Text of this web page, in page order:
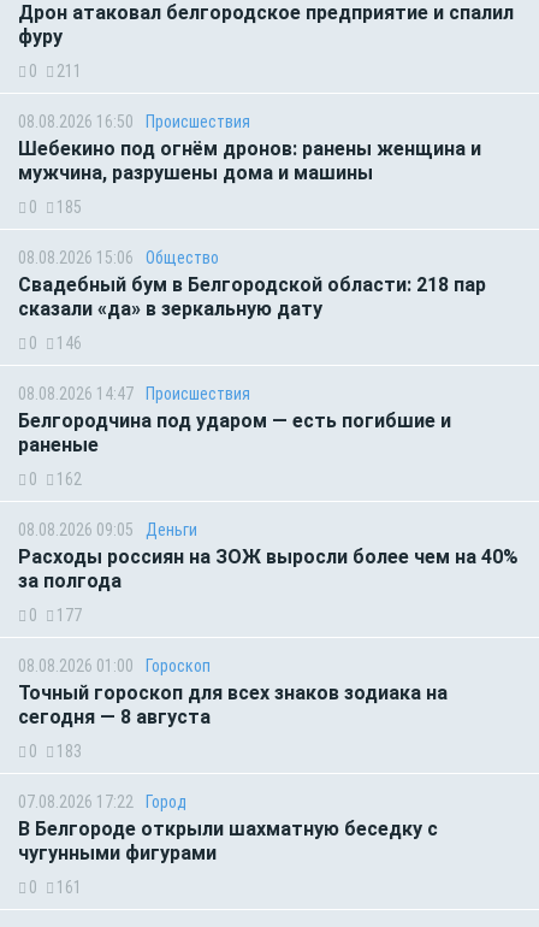
Дрон атаковал белгородское предприятие и спалил
фуру
0 211
08.08.2026 16:50 Происшествия
Шебекино под огнём дронов: ранены женщина и
мужчина, разрушены дома и машины
0 185
08.08.2026 15:06 Общество
Свадебный бум в Белгородской области: 218 пар
сказали «да» в зеркальную дату
0 146
08.08.2026 14:47 Происшествия
Белгородчина под ударом — есть погибшие и
раненые
0 162
08.08.2026 09:05 Деньги
Расходы россиян на ЗОЖ выросли более чем на 40%
за полгода
0 177
08.08.2026 01:00 Гороскоп
Точный гороскоп для всех знаков зодиака на
сегодня — 8 августа
0 183
07.08.2026 17:22 Город
В Белгороде открыли шахматную беседку с
чугунными фигурами
0 161